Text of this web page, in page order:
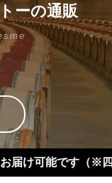
ーの通販
国・中国・九州